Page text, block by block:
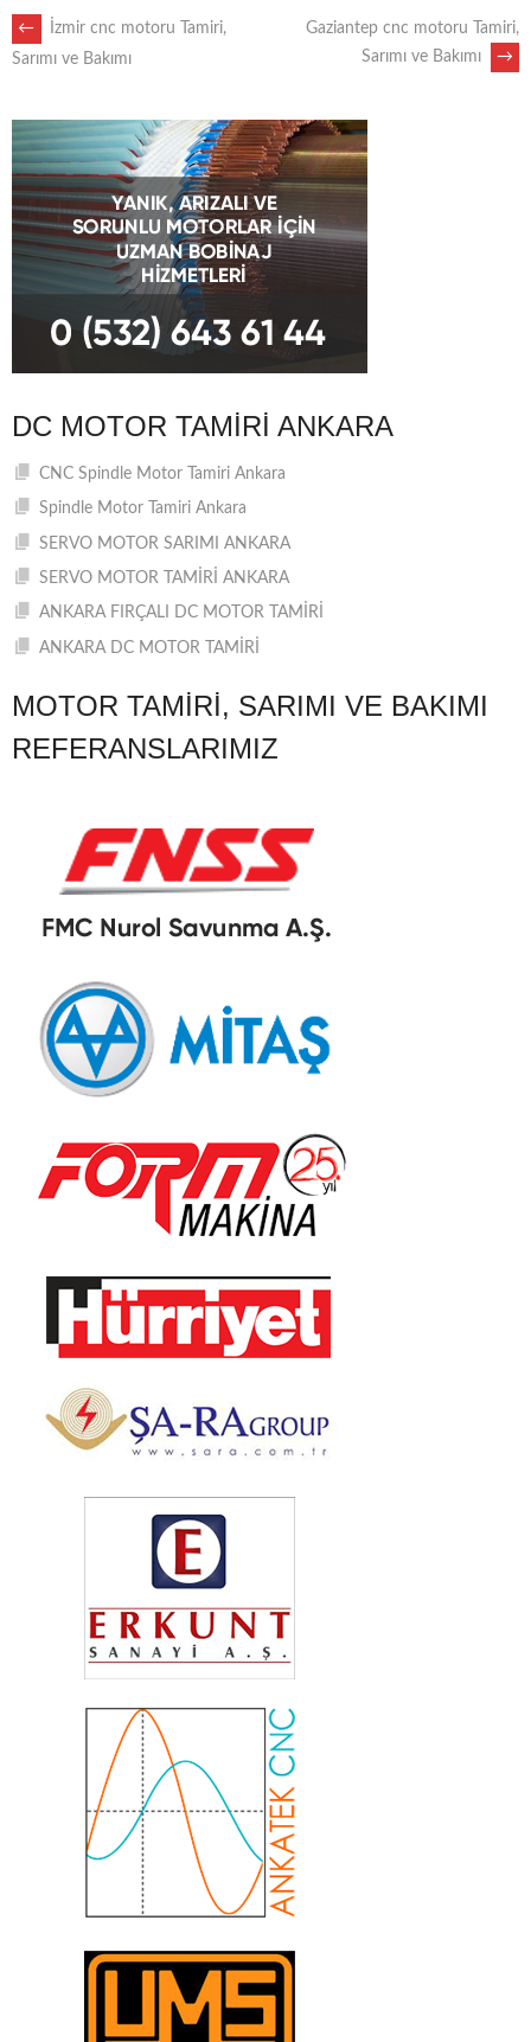
POST
NAVIGATION
←
İzmir cnc motoru Tamiri,
Sarımı ve Bakımı
Gaziantep cnc motoru Tamiri,
Sarımı ve Bakımı
→
DC MOTOR TAMIRI ANKARA
CNC Spindle Motor Tamiri Ankara
Spindle Motor Tamiri Ankara
SERVO MOTOR SARIMI ANKARA
SERVO MOTOR TAMİRİ ANKARA
ANKARA FIRÇALI DC MOTOR TAMİRİ
ANKARA DC MOTOR TAMİRİ
MOTOR TAMIRI, SARIMI VE BAKIMI
REFERANSLARIMIZ